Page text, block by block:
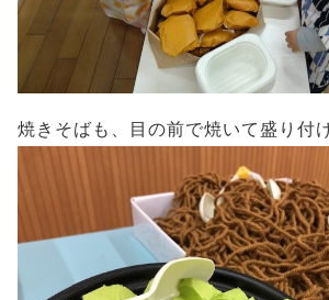
焼きそばも、目の前で焼いて盛り付